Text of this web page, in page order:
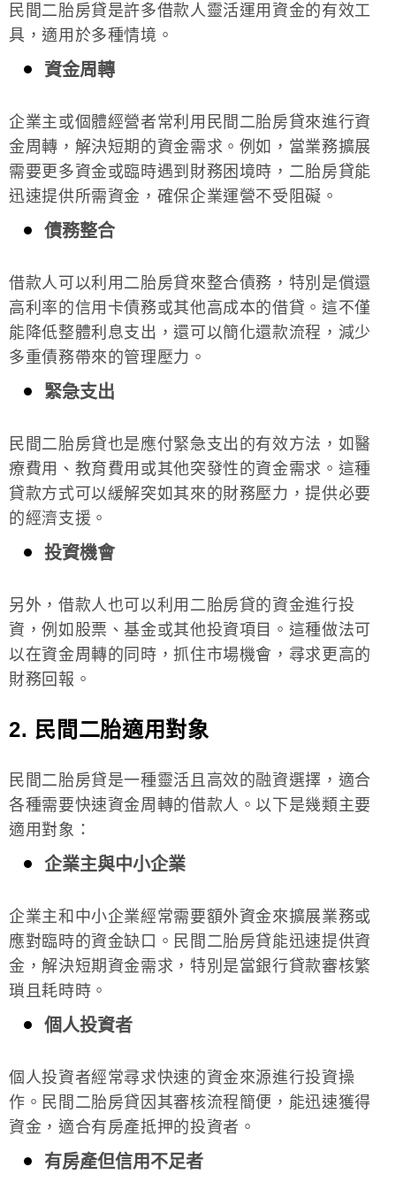
民間二胎房貸是許多借款人靈活運用資金的有效工
具，適用於多種情境。
資金周轉
企業主或個體經營者常利用民間二胎房貸來進行資
金周轉，解決短期的資金需求。例如，當業務擴展
需要更多資金或臨時遇到財務困境時，二胎房貸能
迅速提供所需資金，確保企業運營不受阻礙。
債務整合
借款人可以利用二胎房貸來整合債務，特別是償還
高利率的信用卡債務或其他高成本的借貸。這不僅
能降低整體利息支出，還可以簡化還款流程，減少
多重債務帶來的管理壓力。
緊急支出
民間二胎房貸也是應付緊急支出的有效方法，如醫
療費用、教育費用或其他突發性的資金需求。這種
貸款方式可以緩解突如其來的財務壓力，提供必要
的經濟支援。
投資機會
另外，借款人也可以利用二胎房貸的資金進行投
資，例如股票、基金或其他投資項目。這種做法可
以在資金周轉的同時，抓住市場機會，尋求更高的
財務回報。
2. 民間二胎適用對象
民間二胎房貸是一種靈活且高效的融資選擇，適合
各種需要快速資金周轉的借款人。以下是幾類主要
適用對象：
企業主與中小企業
企業主和中小企業經常需要額外資金來擴展業務或
應對臨時的資金缺口。民間二胎房貸能迅速提供資
金，解決短期資金需求，特別是當銀行貸款審核繁
瑣且耗時時。
個人投資者
個人投資者經常尋求快速的資金來源進行投資操
作。民間二胎房貸因其審核流程簡便，能迅速獲得
資金，適合有房產抵押的投資者。
有房產但信用不足者